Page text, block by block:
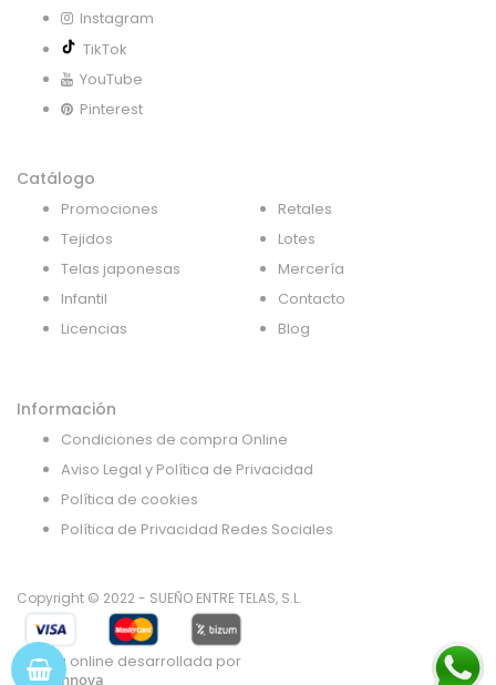
Instagram
TikTok
YouTube
Pinterest
Catálogo
Promociones
Tejidos
Telas japonesas
Infantil
Licencias
Retales
Lotes
Mercería
Contacto
Blog
Información
Condiciones de compra Online
Aviso Legal y Política de Privacidad
Política de cookies
Política de Privacidad Redes Sociales
Copyright © 2022 - SUEÑO ENTRE TELAS, S.L.
Tienda online desarrollada por
Gsoft Innova